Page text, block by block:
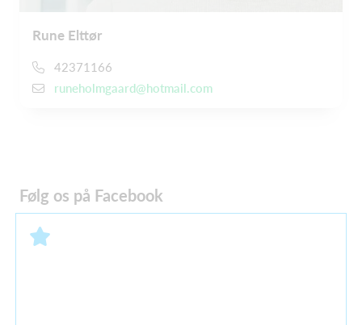
Rune Elttør
42371166
runeholmgaard@hotmail.com
Følg os på Facebook